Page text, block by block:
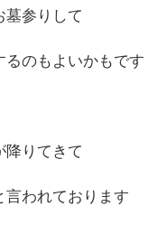
墓参りして
のもよいかもです
降りてきて
言われております